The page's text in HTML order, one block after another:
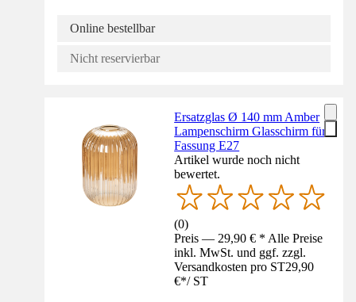
Online bestellbar
Nicht reservierbar
Ersatzglas Ø 140 mm Amber
Lampenschirm Glasschirm für
Fassung E27
Artikel wurde noch nicht
bewertet.
(0)
Preis — 29,90 € * Alle Preise
inkl. MwSt. und ggf. zzgl.
Versandkosten pro ST29,90
€*/ ST